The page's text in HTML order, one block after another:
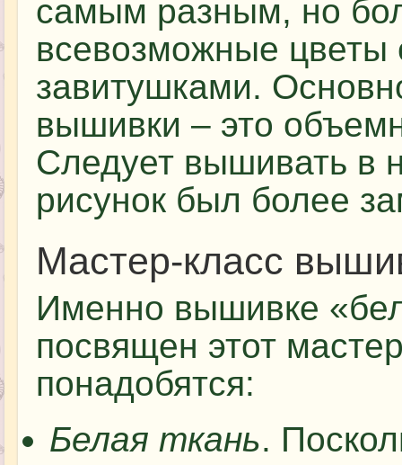
самым разным, но
всевозможные цветы
завитушками.
вышивки – это
Следует вышивать в
рисунок был более
Мастер-класс
Именно вышивке
посвящен этот
понадобятся:
Белая ткань.